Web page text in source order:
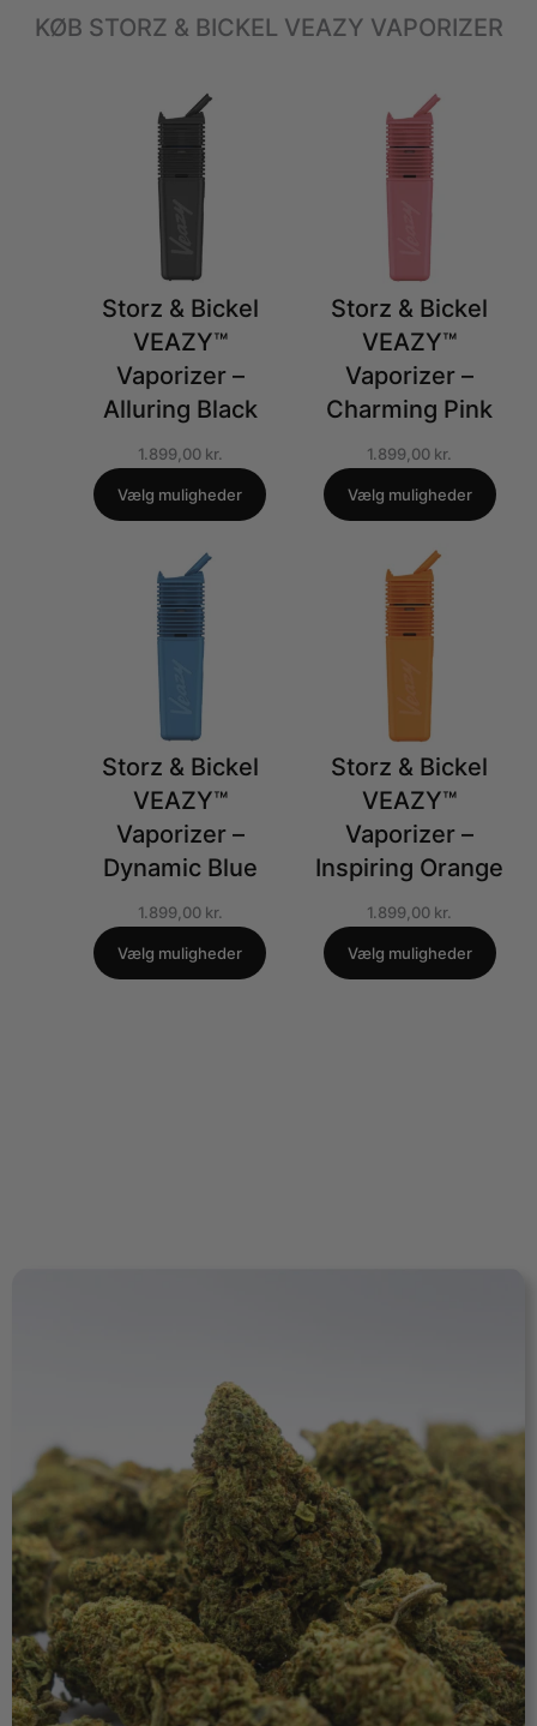
KØB STORZ & BICKEL VEAZY VAPORIZER
Storz & Bickel
VEAZY™
Vaporizer –
Alluring Black
1.899,00 kr.
Vælg muligheder
Storz & Bickel
VEAZY™
Vaporizer –
Charming Pink
1.899,00 kr.
Vælg muligheder
Storz & Bickel
VEAZY™
Vaporizer –
Dynamic Blue
1.899,00 kr.
Vælg muligheder
Storz & Bickel
VEAZY™
Vaporizer –
Inspiring Orange
1.899,00 kr.
Vælg muligheder